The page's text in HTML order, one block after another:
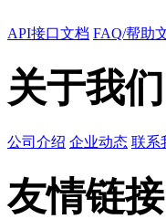
API接口文档 FAQ/帮助
关于我们
公司介绍 企业动态 联系
友情链接